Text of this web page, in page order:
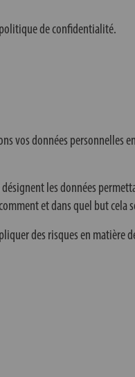
de confidentialité.
vos données
les données
et dans quel but cela
des risques en matière